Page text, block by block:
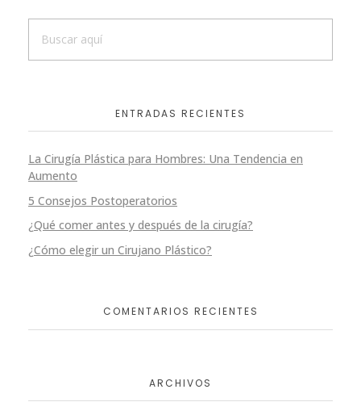
ENTRADAS RECIENTES
La Cirugía Plástica para Hombres: Una Tendencia en
Aumento
5 Consejos Postoperatorios
¿Qué comer antes y después de la cirugía?
¿Cómo elegir un Cirujano Plástico?
COMENTARIOS RECIENTES
ARCHIVOS